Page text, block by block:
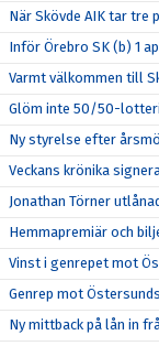
När Skövde AIK tar tre
Inför Örebro SK (b) 1
Varmt välkommen till
Glöm inte 50/50-
Ny styrelse efter
Veckans krönika
Jonathan Törner
Hemmapremiär och
Vinst i genrepet mot
Genrep mot
Ny mittback på lån in